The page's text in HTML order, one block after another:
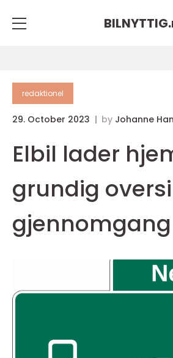
BILNYTTIG.
redaktionel
29. October 2023 by Johanne
Elbil lader
grundig
gjennomgang